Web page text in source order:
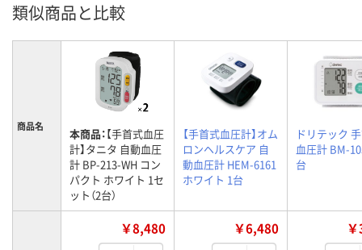
類似商品と比較
商品名 本商品：【手首式血圧
計】タニタ 自動血圧
計 BP-213-WH コン
パクト ホワイト 1セ
ット（2台）
【手首式血圧計】オム
ロンヘルスケア 自
動血圧計 HEM-6161
ホワイト 1台
ドリテック
血圧計 BM-
台
￥8,480 ￥6,480